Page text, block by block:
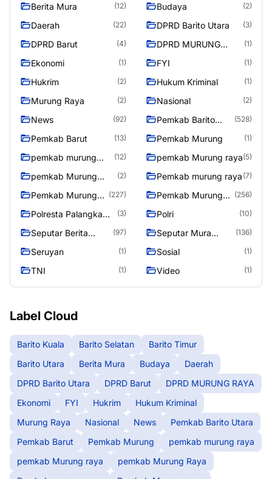
Berita Mura (12) Budaya (2)
Daerah (22) DPRD Barito Utara (3)
DPRD Barut (4)
DPRD MURUNG
(1)
Ekonomi (1) FYI (1)
Hukrim (2) Hukum Kriminal (1)
Murung Raya (2) Nasional (2)
News (92)
Pemkab Barito
(528)
Pemkab Barut (13) Pemkab Murung (1)
pemkab murung
(12) pemkab Murung raya(5)
pemkab Murung
(2) Pemkab murung raya (7)
Pemkab Murung
(227)
Pemkab Murung
(256)
Polresta Palangka
(3) Polri (10)
Seputar Berita
(97)
Seputar Mura
(136)
Seruyan (1) Sosial (1)
TNI (1) Video (1)
Label Cloud
Barito Kuala Barito Selatan
Barito Timur
Barito Utara
Berita Mura Budaya
Daerah
DPRD Barito Utara
DPRD Barut
DPRD MURUNG RAYA
Ekonomi
FYI Hukrim
Hukum Kriminal
Murung Raya
Nasional News
Pemkab Barito Utara
Pemkab Barut
Pemkab Murung
pemkab murung raya
pemkab Murung raya
pemkab Murung Raya